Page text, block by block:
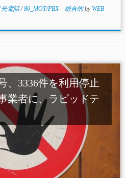
光電話/80_MOT/PBX 総合的by WEB
、3336件を利用停止
業者に、ラピッドテ